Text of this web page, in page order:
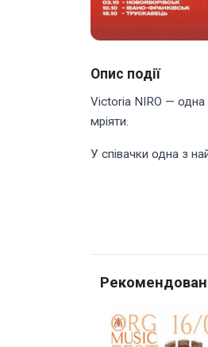
Опис події
Victoria NIRO — одна
мріяти.
У співачки одна з